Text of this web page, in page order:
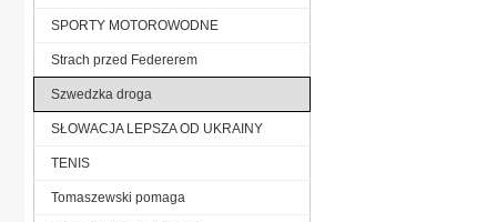
SPORTY MOTOROWODNE
Strach przed Federerem
Szwedzka droga
SŁOWACJA LEPSZA OD UKRAINY
TENIS
Tomaszewski pomaga